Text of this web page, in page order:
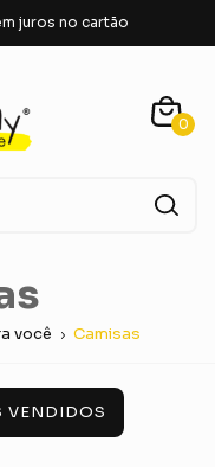
juros no cartão
0
você Camisas
VENDIDOS